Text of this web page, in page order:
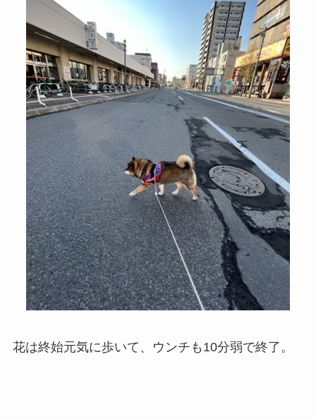
花は終始元気に歩いて、ウンチも10分弱で終了。